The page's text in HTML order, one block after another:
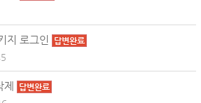
지 로그인 답변완료
답변완료